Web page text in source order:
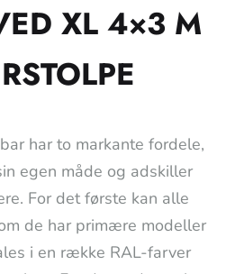
XL 4×3 M
har to markante fordele,
egen måde og adskiller
For det første kan alle
de har primære modeller
i en række RAL-farver